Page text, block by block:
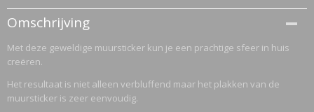
Productcode
2756-1141
Omschrijving
Met deze geweldige muursticker kun je een prachtige sfeer in huis
creëren.
Het resultaat is niet alleen verbluffend maar het plakken van de
muursticker is zeer eenvoudig.